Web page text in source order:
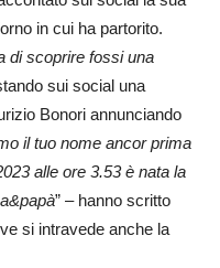
in cui ha partorito.
di scoprire fossi una
sui social una
Bonori annunciando
il tuo nome ancor prima
alle ore 3.53 è nata la
” – hanno scritto
si intravede anche la